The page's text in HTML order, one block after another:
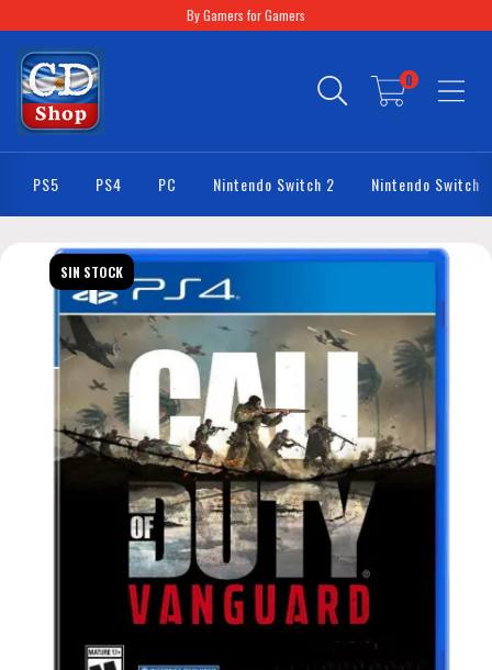
By Gamers for Gamers
0
PS5 PS4 PC Nintendo Switch 2 Nintendo Switch
SIN STOCK